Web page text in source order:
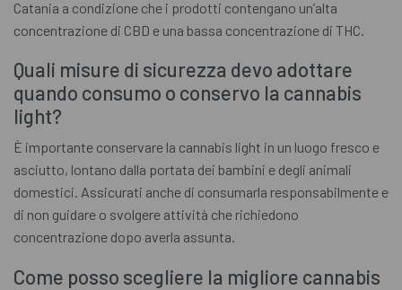
Catania a condizione che i prodotti contengano un’alta
concentrazione di CBD e una bassa concentrazione di THC.
Quali misure di sicurezza devo adottare
quando consumo o conservo la cannabis
light?
È importante conservare la cannabis light in un luogo fresco e
asciutto, lontano dalla portata dei bambini e degli animali
domestici. Assicurati anche di consumarla responsabilmente e
di non guidare o svolgere attività che richiedono
concentrazione dopo averla assunta.
Come posso scegliere la migliore cannabis